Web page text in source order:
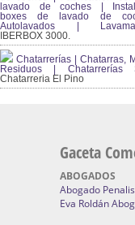
lavado de coches |
boxes de lavado de
Autolavados |
IBERBOX 3000.
Chatarrerías | Chatarras,
Residuos | Chatarrerías
Chatarreria El Pino
Gaceta
ABOGADOS
Abogado
Eva Roldán